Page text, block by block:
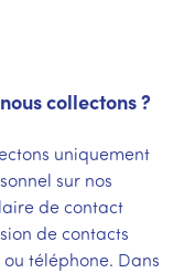
collectons ?
uniquement
sur nos
de contact
de contacts
téléphone. Dans